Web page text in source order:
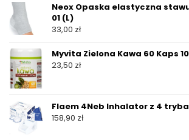
Neox Opaska elastyczna
01 (L)
33,00 zł
Myvita Zielona Kawa 60 Kaps
23,50 zł
Flaem 4Neb Inhalator z 4
158,90 zł